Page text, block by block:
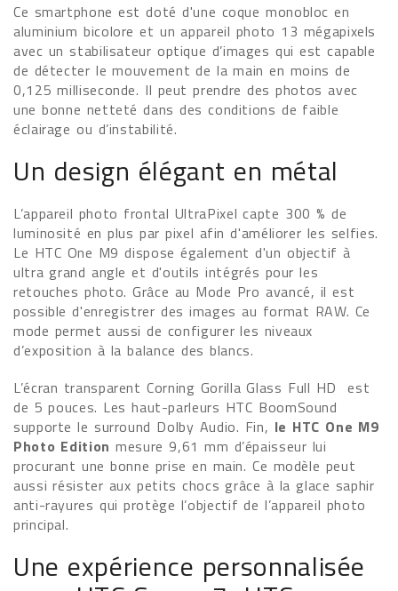
Ce smartphone est doté d'une coque monobloc en
aluminium bicolore et un appareil photo 13 mégapixels
avec un stabilisateur optique d’images qui est capable
de détecter le mouvement de la main en moins de
0,125 milliseconde. Il peut prendre des photos avec
une bonne netteté dans des conditions de faible
éclairage ou d’instabilité.
Un design élégant en métal
L’appareil photo frontal UltraPixel capte 300 % de
luminosité en plus par pixel afin d'améliorer les selfies.
Le HTC One M9 dispose également d'un objectif à
ultra grand angle et d'outils intégrés pour les
retouches photo. Grâce au Mode Pro avancé, il est
possible d'enregistrer des images au format RAW. Ce
mode permet aussi de configurer les niveaux
d’exposition à la balance des blancs.
L’écran transparent Corning Gorilla Glass Full HD est
de 5 pouces. Les haut-parleurs HTC BoomSound
supporte le surround Dolby Audio. Fin, le HTC One M9
Photo Edition mesure 9,61 mm d’épaisseur lui
procurant une bonne prise en main. Ce modèle peut
aussi résister aux petits chocs grâce à la glace saphir
anti-rayures qui protège l’objectif de l’appareil photo
principal.
Une expérience personnalisée